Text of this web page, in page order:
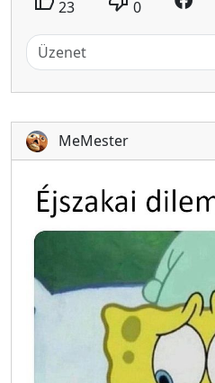
23 0
MeMester